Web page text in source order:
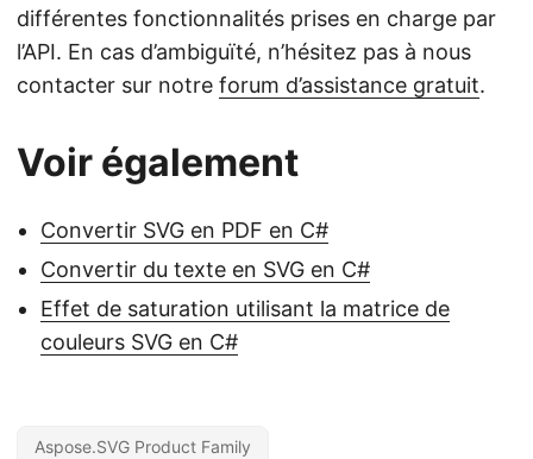
différentes fonctionnalités prises en charge par
l’API. En cas d’ambiguïté, n’hésitez pas à nous
contacter sur notre forum d’assistance gratuit.
Voir également
Convertir SVG en PDF en C#
Convertir du texte en SVG en C#
Effet de saturation utilisant la matrice de
couleurs SVG en C#
Aspose.SVG Product Family